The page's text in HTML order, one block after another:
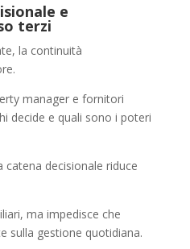
e
terzi
la continuità
manager e fornitori
decide e quali sono i poteri
catena decisionale riduce
ma impedisce che
sulla gestione quotidiana.